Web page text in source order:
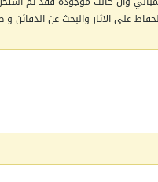
على الاثار والبحث عن الدفائن